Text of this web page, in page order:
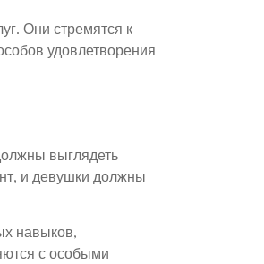
Они стремятся к
удовлетворения
выглядеть
и девушки должны
навыков,
с особыми